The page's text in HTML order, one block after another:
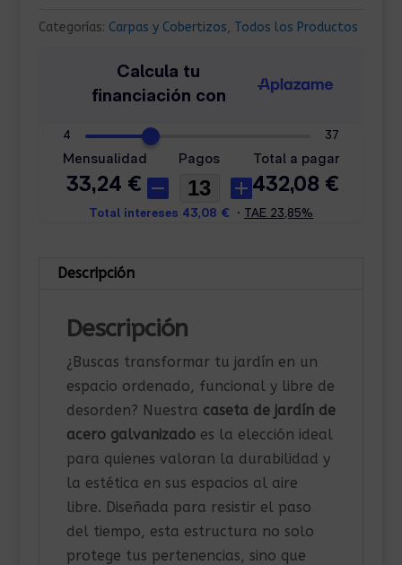
Categorías: Carpas y Cobertizos, Todos los Productos
Descripción
Descripción
¿Buscas transformar tu jardín en un
espacio ordenado, funcional y libre de
desorden? Nuestra caseta de jardín de
acero galvanizadoes la elección ideal
para quienes valoran la durabilidad y
la estética en sus espacios al aire
libre. Diseñada para resistir el paso
del tiempo, esta estructura no solo
protege tus pertenencias, sino que